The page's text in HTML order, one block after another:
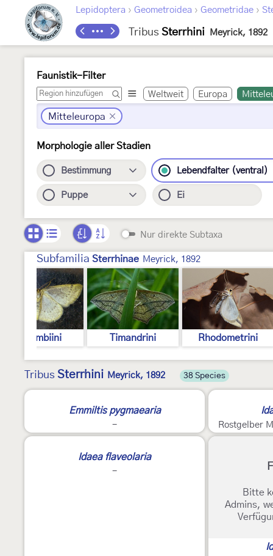
Lepidoptera › Geometroidea › Geometridae ›
Tribus Sterrhini Meyrick, 1892
Faunistik-Filter
Weltweit Europa
Mitteleuropa
Morphologie aller Stadien
Bestimmung Lebendfalter (ventral)
Puppe Ei
Nur direkte Subtaxa
Subfamilia Sterrhinae Meyrick, 1892
Cosymbiini Timandrini Rhodometrini
Tribus Sterrhini Meyrick, 1892 38 Species
Emmiltis pygmaearia
- Rostgelber
Idaea flaveolaria
-
Bitte
Admins,